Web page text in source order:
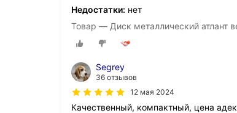
Недостатки: нет
Товар — Диск металлический атлант
Segrey
36 отзывов
12 мая 2024
Качественный, компактный, цена